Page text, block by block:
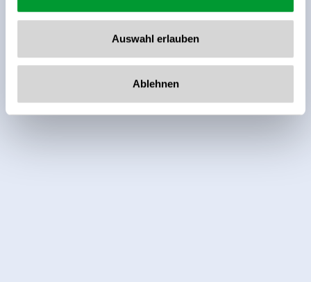
Auswahl erlauben
Ablehnen